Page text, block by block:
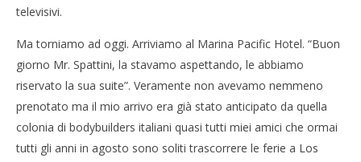
televisivi.
Ma torniamo ad oggi. Arriviamo al Marina Pacific Hotel. “Buon
giorno Mr. Spattini, la stavamo aspettando, le abbiamo
riservato la sua suite”. Veramente non avevamo nemmeno
prenotato ma il mio arrivo era già stato anticipato da quella
colonia di bodybuilders italiani quasi tutti miei amici che ormai
tutti gli anni in agosto sono soliti trascorrere le ferie a Los